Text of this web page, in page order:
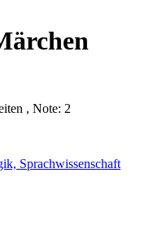
, Note: 2
Sprachwissenschaft